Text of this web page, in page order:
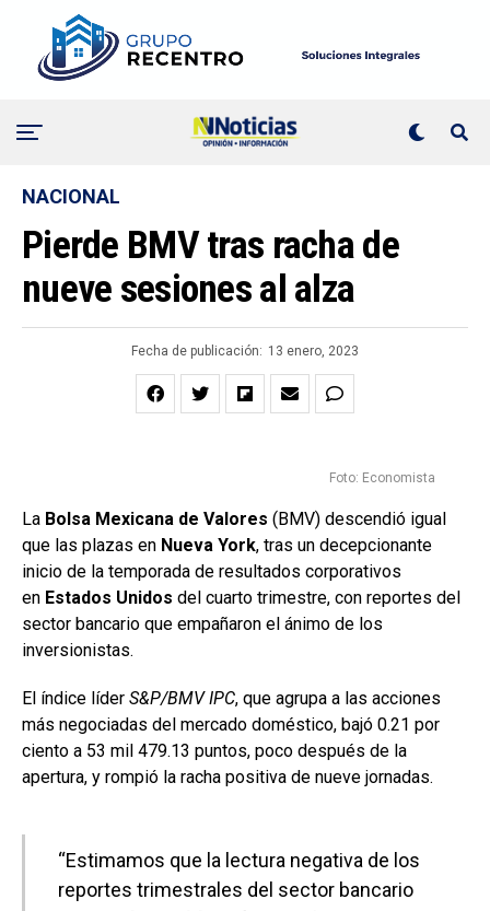
NACIONAL
Pierde BMV tras racha de
nueve sesiones al alza
Fecha de publicación: 13 enero, 2023
Foto: Economista
La Bolsa Mexicana de Valores (BMV) descendió igual
que las plazas en Nueva York, tras un decepcionante
inicio de la temporada de resultados corporativos
en Estados Unidos del cuarto trimestre, con reportes del
sector bancario que empañaron el ánimo de los
inversionistas.
El índice líder S&P/BMV IPC, que agrupa a las acciones
más negociadas del mercado doméstico, bajó 0.21 por
ciento a 53 mil 479.13 puntos, poco después de la
apertura, y rompió la racha positiva de nueve jornadas.
“Estimamos que la lectura negativa de los
reportes trimestrales del sector bancario